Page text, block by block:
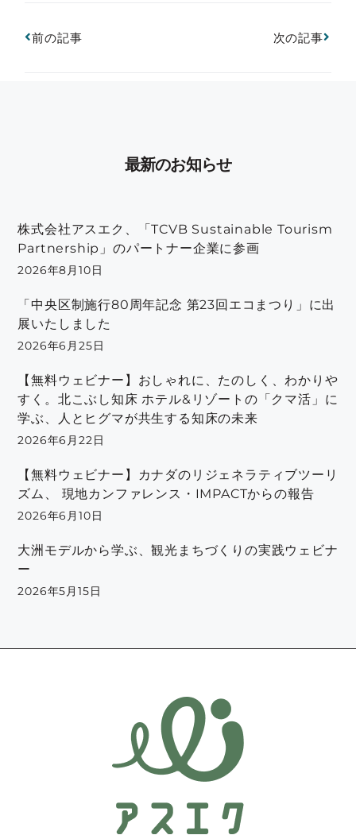
前の記事 次の記事
最新のお知らせ
株式会社アスエク、「TCVB Sustainable Tourism
Partnership」のパートナー企業に参画
2026年8月10日
「中央区制施行80周年記念 第23回エコまつり」に出
展いたしました
2026年6月25日
【無料ウェビナー】おしゃれに、たのしく、わかりや
すく。北こぶし知床 ホテル&リゾートの「クマ活」に
学ぶ、人とヒグマが共生する知床の未来
2026年6月22日
【無料ウェビナー】カナダのリジェネラティブツーリ
ズム、 現地カンファレンス・IMPACTからの報告
2026年6月10日
大洲モデルから学ぶ、観光まちづくりの実践ウェビナ
ー
2026年5月15日